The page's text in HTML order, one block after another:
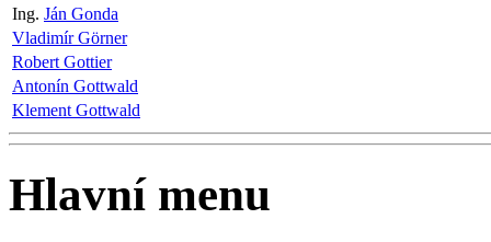
Ing. Ján Gonda
Vladimír Görner
Robert Gottier
Antonín Gottwald
Klement Gottwald
Hlavní menu